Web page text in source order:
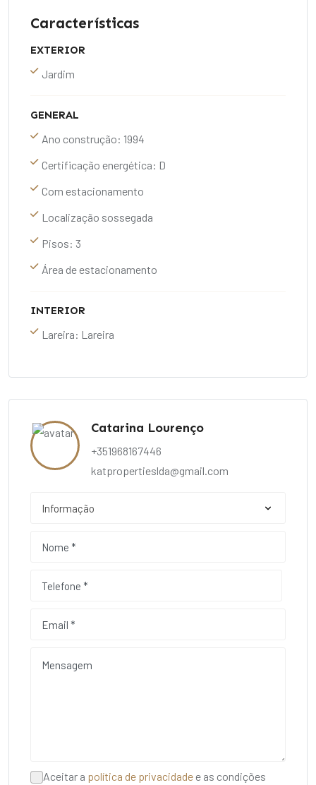
Catarina Lourenço
+351968167446
katpropertieslda@gmail.com
Aceitar a política de privacidade e as condições
Características
EXTERIOR
Jardim
GENERAL
Ano construção: 1994
Certificação energética: D
Com estacionamento
Localização sossegada
Pisos: 3
Área de estacionamento
INTERIOR
Lareira: Lareira